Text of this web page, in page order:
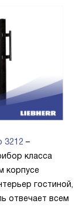
3212 –
класса
корпусе
гостиной,
отвечает всем